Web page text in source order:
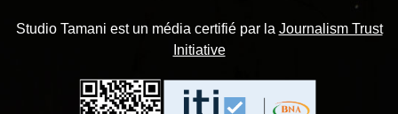
Studio Tamani est un média certifié par la Journalism Trust
Initiative